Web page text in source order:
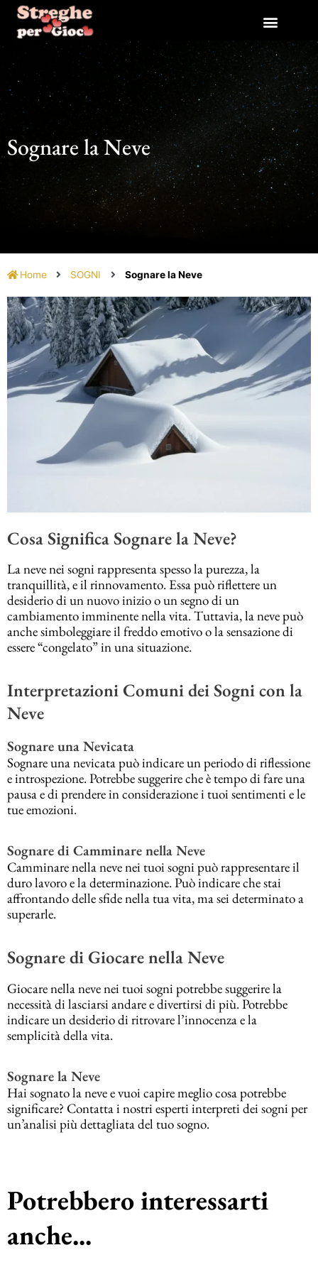
contenuto
Sognare la Neve
Home SOGNI Sognare la Neve
Cosa Significa Sognare la Neve?
La neve nei sogni rappresenta spesso la purezza, la
tranquillità, e il rinnovamento. Essa può riflettere un
desiderio di un nuovo inizio o un segno di un
cambiamento imminente nella vita. Tuttavia, la neve può
anche simboleggiare il freddo emotivo o la sensazione di
essere “congelato” in una situazione.
Interpretazioni Comuni dei Sogni con la
Neve
Sognare una Nevicata
Sognare una nevicata può indicare un periodo di riflessione
e introspezione. Potrebbe suggerire che è tempo di fare una
pausa e di prendere in considerazione i tuoi sentimenti e le
tue emozioni.
Sognare di Camminare nella Neve
Camminare nella neve nei tuoi sogni può rappresentare il
duro lavoro e la determinazione. Può indicare che stai
affrontando delle sfide nella tua vita, ma sei determinato a
superarle.
Sognare di Giocare nella Neve
Giocare nella neve nei tuoi sogni potrebbe suggerire la
necessità di lasciarsi andare e divertirsi di più. Potrebbe
indicare un desiderio di ritrovare l’innocenza e la
semplicità della vita.
Sognare la Neve
Hai sognato la neve e vuoi capire meglio cosa potrebbe
significare? Contatta i nostri esperti interpreti dei sogni per
un’analisi più dettagliata del tuo sogno.
Potrebbero interessarti
anche...